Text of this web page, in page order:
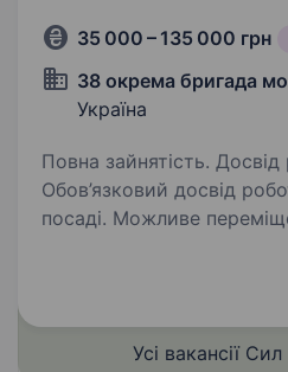
35 000 – 135 000 грн
38 окрема бригада
Україна
Повна зайнятість. Досвід
Обов’язковий досвід
посаді. Можливе
підрозділ…
Усі вакансії Сил